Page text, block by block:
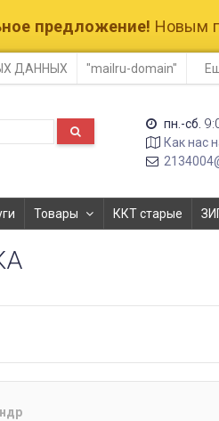
предложение! Новым
ДАННЫХ "mailru-domain"
пн.-сб.
Как нас
Товары ККТ старые